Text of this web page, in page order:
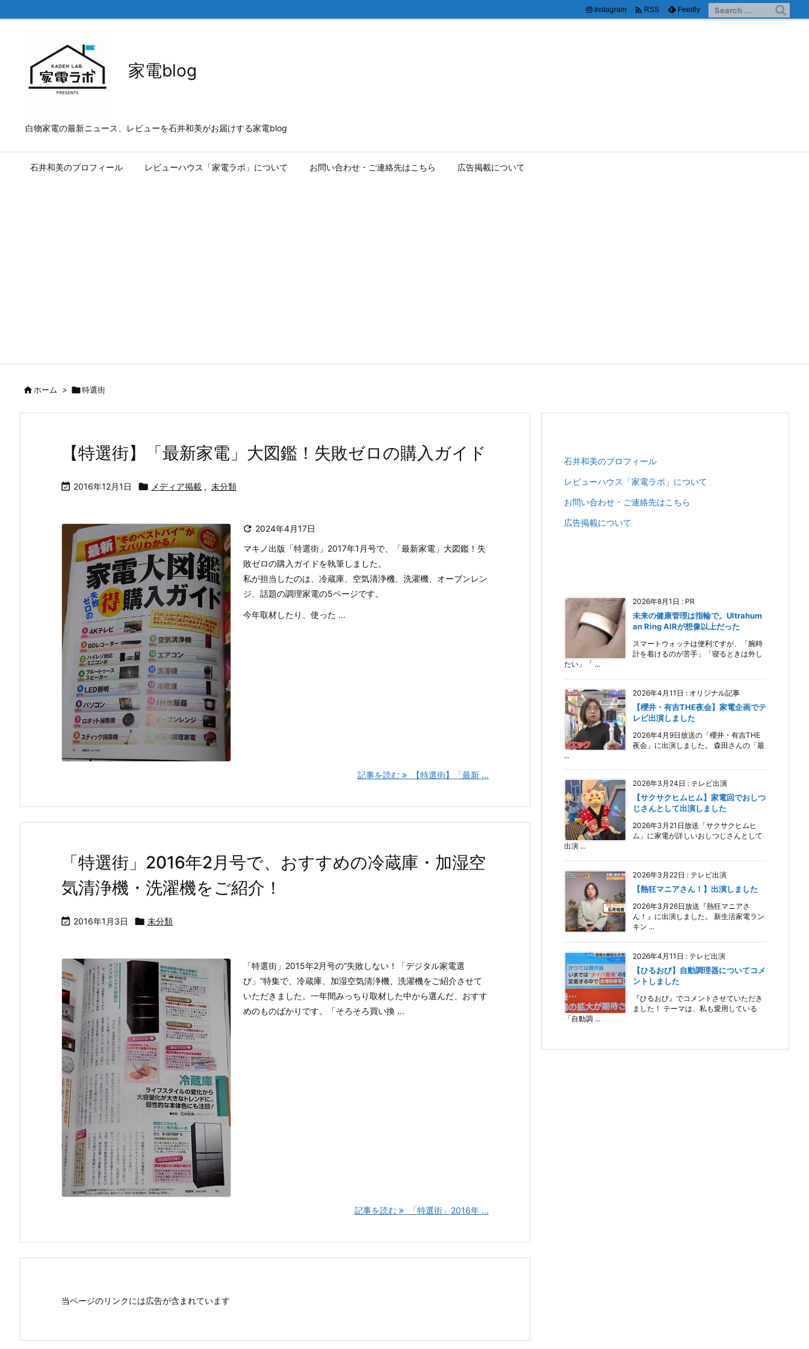
家電blog
白物家電の最新ニュース、レビューを石井和美がお届けする家電blog
石井和美のプロフィール レビューハウス「家電ラボ」について お問い合わせ・ご連絡先はこちら 広告掲載について
Instagram  RSS Feedly
ホーム > 特選街
【特選街】「最新家電」大図鑑！失敗ゼロの購入ガイド
 2016年12月1日  メディア掲載 , 未分類
 2024年4月17日
マキノ出版「特選街」2017年1月号で、「最新家電」大図鑑！失
敗ゼロの購入ガイドを執筆しました。
私が担当したのは、冷蔵庫、空気清浄機、洗濯機、オーブンレン
ジ、話題の調理家電の5ページです。
今年取材したり、使った ...
記事を読む 【特選街】「最新 ...
「特選街」2016年2月号で、おすすめの冷蔵庫・加湿空
気清浄機・洗濯機をご紹介！
 2016年1月3日  未分類
「特選街」2015年2月号の”失敗しない！「デジタル家電選
び」”特集で、冷蔵庫、加湿空気清浄機、洗濯機をご紹介させて
いただきました。一年間みっちり取材した中から選んだ、おすす
めのものばかりです。「そろそろ買い換 ...
記事を読む 「特選街」2016年 ...
当ページのリンクには広告が含まれています
石井和美のプロフィール
レビューハウス「家電ラボ」について
お問い合わせ・ご連絡先はこちら
広告掲載について
2026年8月1日 : PR
未来の健康管理は指輪で。Ultrahum
an Ring AIRが想像以上だった
スマートウォッチは便利ですが、「腕時
計を着けるのが苦手」「寝るときは外し
たい」「 ...
2026年4月11日 : オリジナル記事
【櫻井・有吉THE夜会】家電企画でテ
レビ出演しました
2026年4月9日放送の「櫻井・有吉THE
夜会」に出演しました。 森田さんの「最
...
2026年3月24日 : テレビ出演
【サクサクヒムヒム】家電回でおしつ
じさんとして出演しました
2026年3月21日放送「サクサクヒムヒ
ム」に家電が詳しいおしつじさんとして
出演 ...
2026年3月22日 : テレビ出演
【熱狂マニアさん！】出演しました
2026年3月26日放送『熱狂マニアさ
ん！』に出演しました。 新生活家電ラン
キン ...
2026年4月11日 : テレビ出演
【ひるおび】自動調理器についてコメ
ントしました
『ひるおび』でコメントさせていただき
ました！ テーマは、私も愛用している
「自動調 ...